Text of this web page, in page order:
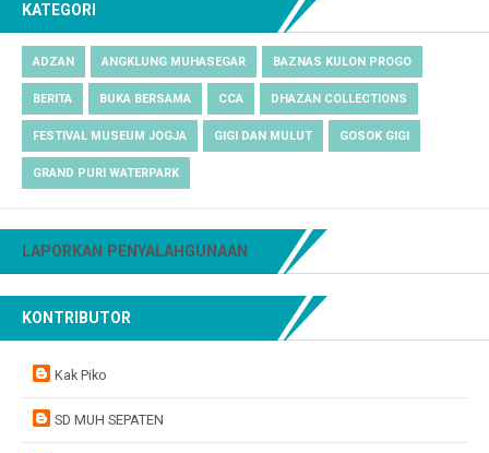
KATEGORI
ADZAN ANGKLUNG MUHASEGAR BAZNAS KULON PROGO
BERITA BUKA BERSAMA CCA DHAZAN COLLECTIONS
FESTIVAL MUSEUM JOGJA GIGI DAN MULUT GOSOK GIGI
GRAND PURI WATERPARK
LAPORKAN PENYALAHGUNAAN
KONTRIBUTOR
Kak Piko
SD MUH SEPATEN